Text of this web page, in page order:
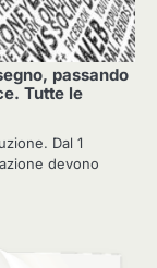
passando
Tutte le
Dal 1
devono